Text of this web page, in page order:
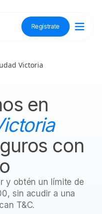
Regístrate
Victoria
en
con
y obtén un límite de
sin acudir a una
T&C.